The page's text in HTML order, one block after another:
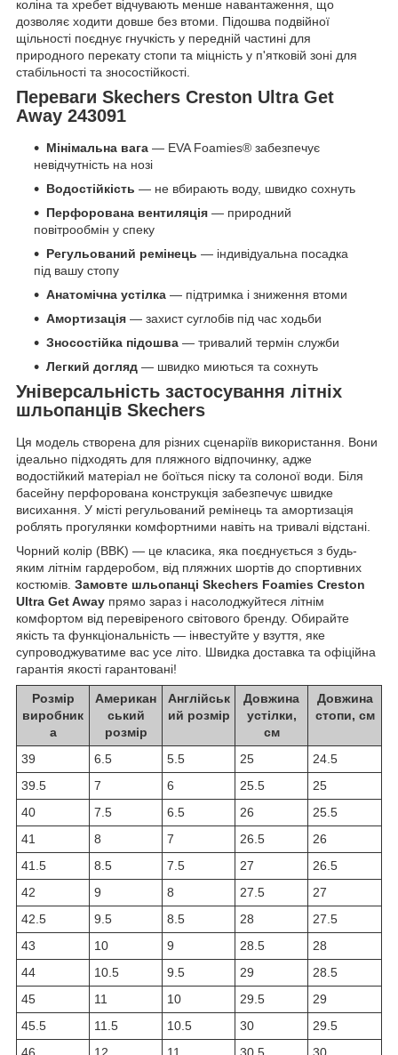
коліна та хребет відчувають менше навантаження, що
дозволяє ходити довше без втоми. Підошва подвійної
щільності поєднує гнучкість у передній частині для
природного перекату стопи та міцність у п'ятковій зоні для
стабільності та зносостійкості.
Переваги Skechers Creston Ultra Get
Away 243091
Мінімальна вага — EVA Foamies® забезпечує
невідчутність на нозі
Водостійкість — не вбирають воду, швидко сохнуть
Перфорована вентиляція — природний
повітрообмін у спеку
Регульований ремінець — індивідуальна посадка
під вашу стопу
Анатомічна устілка — підтримка і зниження втоми
Амортизація — захист суглобів під час ходьби
Зносостійка підошва — тривалий термін служби
Легкий догляд — швидко миються та сохнуть
Універсальність застосування літніх
шльопанців Skechers
Ця модель створена для різних сценаріїв використання. Вони
ідеально підходять для пляжного відпочинку, адже
водостійкий матеріал не боїться піску та солоної води. Біля
басейну перфорована конструкція забезпечує швидке
висихання. У місті регульований ремінець та амортизація
роблять прогулянки комфортними навіть на тривалі відстані.
Чорний колір (BBK) — це класика, яка поєднується з будь-
яким літнім гардеробом, від пляжних шортів до спортивних
костюмів. Замовте шльопанці Skechers Foamies Creston
Ultra Get Away прямо зараз і насолоджуйтеся літнім
комфортом від перевіреного світового бренду. Обирайте
якість та функціональність — інвестуйте у взуття, яке
супроводжуватиме вас усе літо. Швидка доставка та офіційна
гарантія якості гарантовані!
Розмір
виробник
а
Американ
ський
розмір
Англійськ
ий розмір
Довжина
устілки,
см
Довжина
стопи, см
39 6.5 5.5 25
24.5
39.5
7 6 25.5
25
40
7.5 6.5 26
25.5
41
8 7 26.5
26
41.5
8.5 7.5 27
26.5
42
9 8 27.5
27
42.5
9.5 8.5 28
27.5
43
10 9 28.5
28
44
10.5 9.5 29
28.5
45
11 10 29.5
29
45.5
11.5 10.5 30
29.5